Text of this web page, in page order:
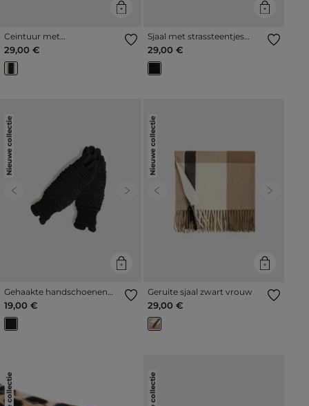
Ceintuur met
strasssteentjes zwart vrouw
29,00 €
Sjaal met strassteentjes
zwart vrouw
29,00 €
Nieuwe collectie
Previous Next
Gehaakte handschoenen
met strass zwart vrouw
19,00 €
Nieuwe collectie
Previous Next
Geruite sjaal zwart vrouw
29,00 €